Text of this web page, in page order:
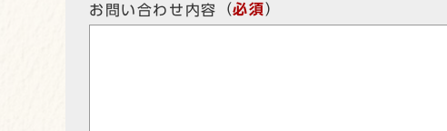
お問い合わせ内容 （必須）